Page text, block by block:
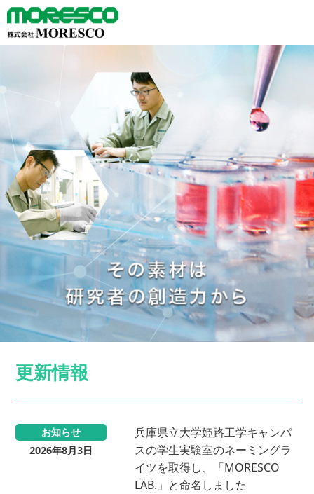
更新情報
2026年8月3日
お知らせ
兵庫県立大学姫路工学キャンパ
スの学生実験室のネーミングラ
イツを取得し、「MORESCO
LAB.」と命名しました